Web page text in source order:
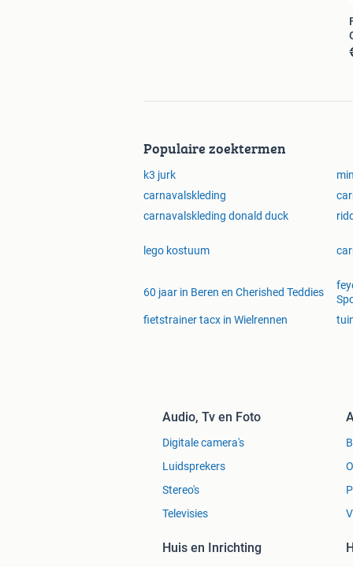
Populaire zoektermen
k3 jurk
carnavalskleding
carnavalskleding donald duck
lego kostuum
60 jaar in Beren en Cherished Teddies
fietstrainer tacx in Wielrennen
Audio, Tv en Foto
Digitale camera's
Luidsprekers
Stereo's
Televisies
Huis en Inrichting